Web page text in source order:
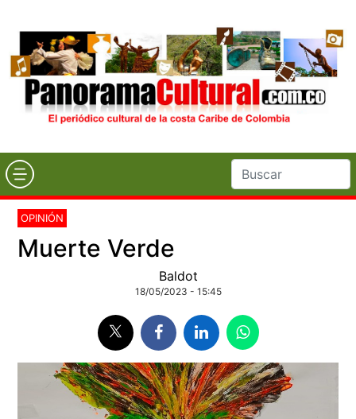
OPINIÓN
Muerte Verde
Baldot
18/05/2023 - 15:45